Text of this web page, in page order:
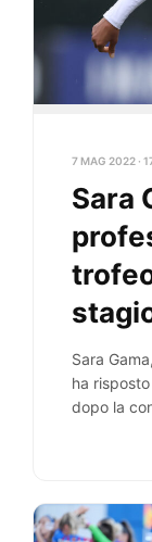
7 MAG 2022 ·
Sara
Sara
ha
dopo la